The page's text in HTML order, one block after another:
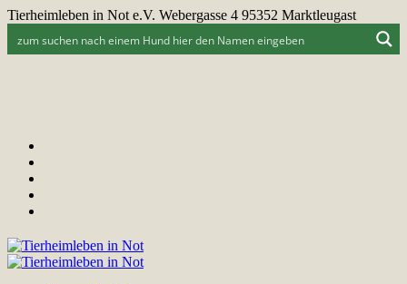
Tierheimleben in Not e.V. Webergasse 4 95352 Marktleugast